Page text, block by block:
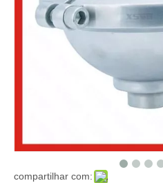
compartilhar com: